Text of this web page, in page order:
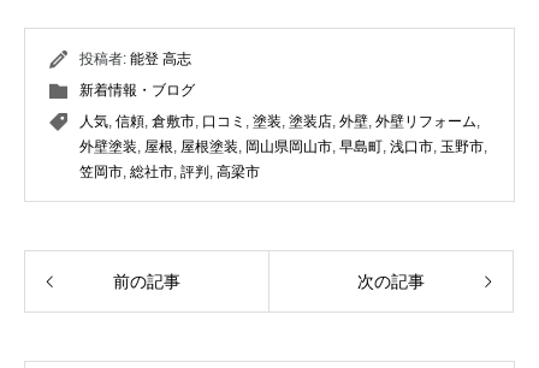
投稿者: 能登 高志
新着情報・ブログ
人気, 信頼, 倉敷市, 口コミ , 塗装, 塗装店, 外壁, 外壁リフォーム,
外壁塗装, 屋根, 屋根塗装, 岡山県岡山市, 早島町, 浅口市, 玉野市,
笠岡市, 総社市, 評判 , 高梁市
前の記事 次の記事